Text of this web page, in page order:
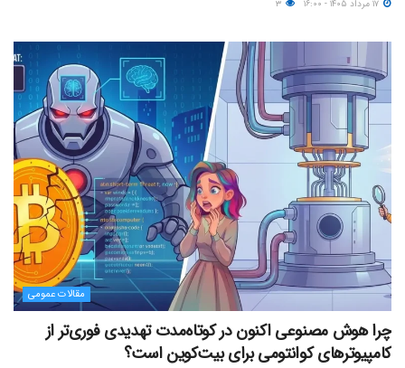
مقالات عمومی
چرا هوش مصنوعی اکنون در کوتاه‌مدت تهدیدی فوری‌تر از
کامپیوترهای کوانتومی برای بیت‌کوین است؟